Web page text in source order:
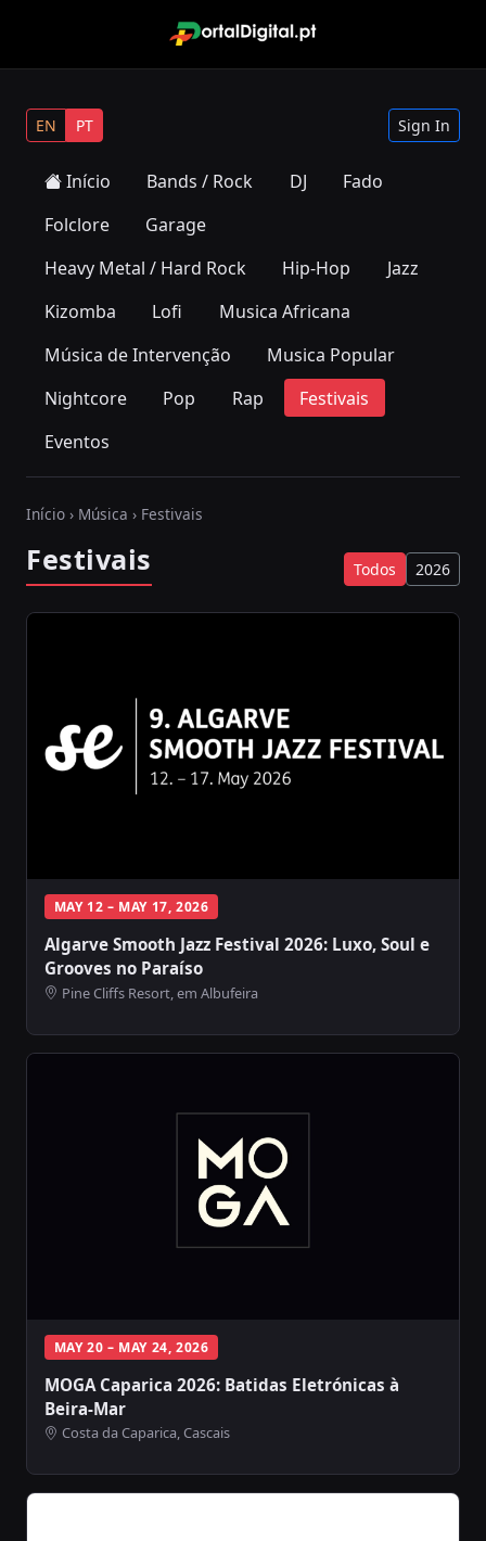
EN PT Sign In
Início Bands / Rock DJ
Fado
Folclore
Garage
Heavy Metal / Hard Rock
Hip-Hop
Jazz
Kizomba
Lofi
Musica Africana
Música de Intervenção
Musica Popular
Nightcore
Pop Rap
Festivais
Eventos
Início › Música › Festivais
Festivais Todos 2026
MAY 12 – MAY 17, 2026
Algarve Smooth Jazz Festival 2026: Luxo, Soul e
Grooves no Paraíso
Pine Cliffs Resort, em Albufeira
MAY 20 – MAY 24, 2026
MOGA Caparica 2026: Batidas Eletrónicas à
Beira-Mar
Costa da Caparica, Cascais